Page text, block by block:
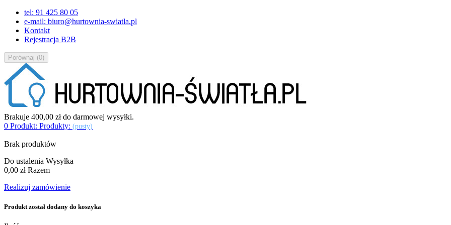
tel: 91 425 80 05
e-mail: biuro@hurtownia-swiatla.pl
Kontakt
Rejestracja B2B
Porównaj (0)
Brakuje 400,00 złdo darmowej wysyłki.
0 Produkt: Produkty: (pusty)
Brak produktów
Do ustalenia Wysyłka
0,00 zł Razem
Realizuj zamówienie
Produkt został dodany do koszyka